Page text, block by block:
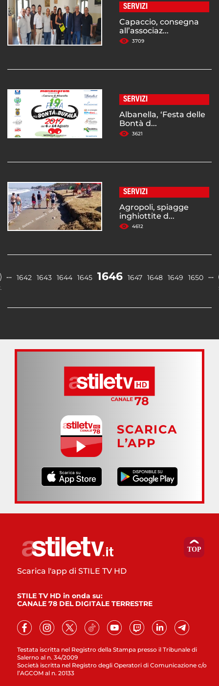
SERVIZI
Capaccio, consegna
all’associaz...
3709
SERVIZI
Albanella, ‘Festa delle
Bontà d...
3621
SERVIZI
Agropoli, spiagge
inghiottite d...
4612
… 1642 1643 1644 1645 1646 1647 1648 1649 1650 …
SCARICA
L’APP
Testata iscritta nel Registro della Stampa presso il Tribunale di
Salerno al n. 34/2009
Società iscritta nel Registro degli Operatori di Comunicazione c/o
l’AGCOM al n. 20133
Scarica l'app di STILE TV HD
STILE TV HD in onda su:
CANALE 78 DEL DIGITALE TERRESTRE